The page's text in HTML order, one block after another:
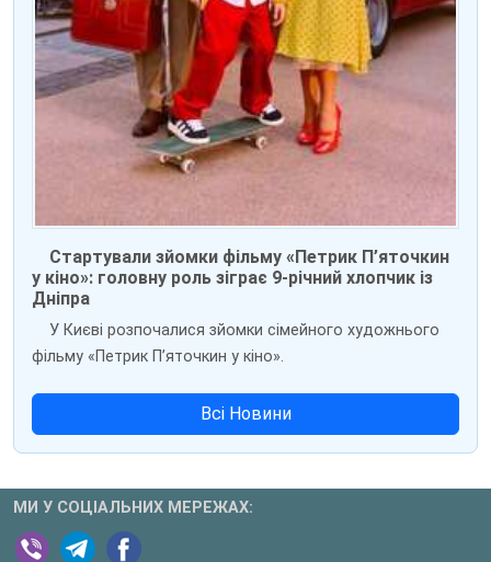
Стартували зйомки фільму «Петрик П’яточкин
у кіно»: головну роль зіграє 9-річний хлопчик із
Дніпра
У Києві розпочалися зйомки сімейного художнього
фільму «Петрик П’яточкин у кіно».
Всі Новини
МИ У СОЦІАЛЬНИХ МЕРЕЖАХ: